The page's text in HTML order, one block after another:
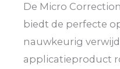
De Micro
biedt de perfecte
nauwkeurig
applicatieproduct